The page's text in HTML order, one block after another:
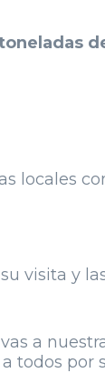
locales
visita y
a
todos por